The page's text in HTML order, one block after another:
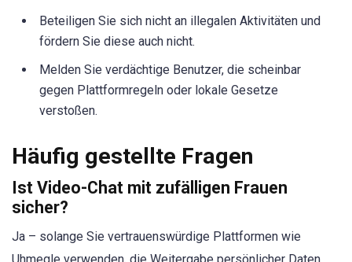
Beteiligen Sie sich nicht an illegalen Aktivitäten und
fördern Sie diese auch nicht.
Melden Sie verdächtige Benutzer, die scheinbar
gegen Plattformregeln oder lokale Gesetze
verstoßen.
Häufig gestellte Fragen
Ist Video-Chat mit zufälligen Frauen
sicher?
Ja – solange Sie vertrauenswürdige Plattformen wie